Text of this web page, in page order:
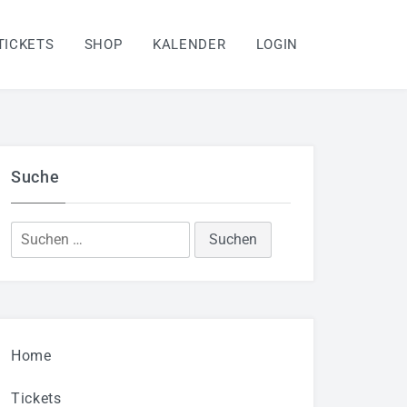
SHOP KALENDER LOGIN
Suche
Suchen
nach:
Home
Tickets